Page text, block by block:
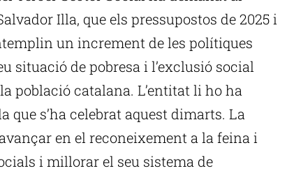
Illa, que els pressupostos de 2025 i
un increment de les polítiques
situació de pobresa i l’exclusió social
població catalana. L’entitat li ho ha
s’ha celebrat aquest dimarts. La
en el reconeixement a la feina i
i millorar el seu sistema de